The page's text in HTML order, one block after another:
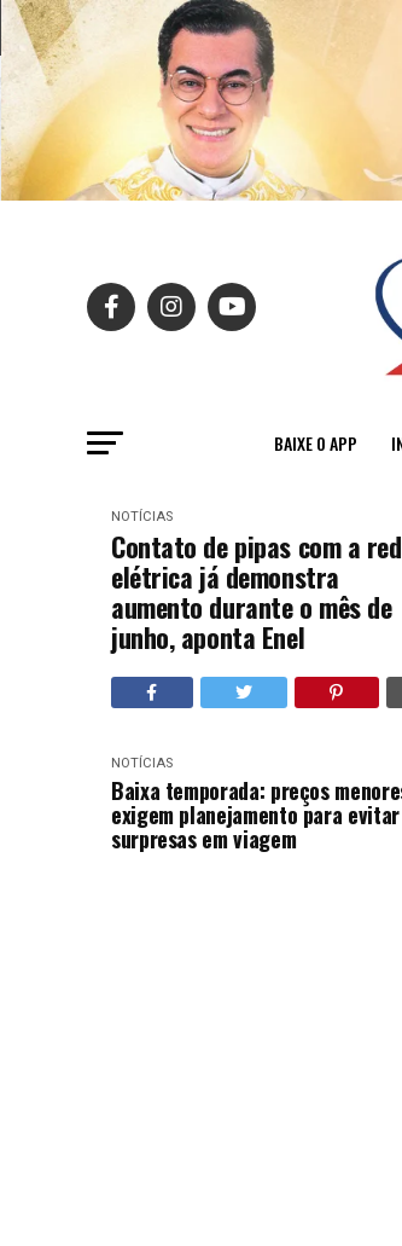
BAIXE O APP
NOTÍCIAS
Contato de pipas com a
elétrica já demonstra
aumento durante o mês de
junho, aponta Enel
NOTÍCIAS
Baixa temporada: preços
exigem planejamento para evitar
surpresas em viagem